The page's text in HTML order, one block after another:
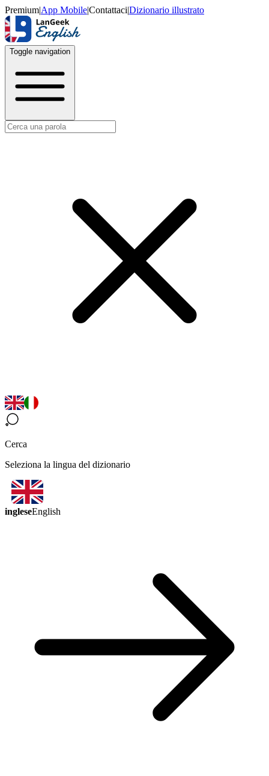
Premium|App Mobile|Contattaci|Dizionario illustrato
Toggle navigation
Cerca
Seleziona la lingua del dizionario
ingleseEnglish